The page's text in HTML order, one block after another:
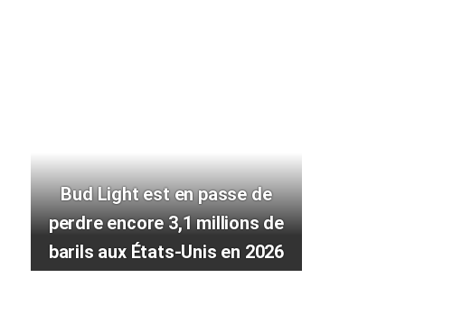
Bud Light est en passe de
perdre encore 3,1 millions de
barils aux États-Unis en 2026